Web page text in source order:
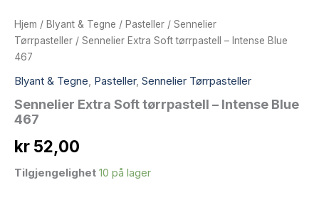
Hjem / Blyant & Tegne / Pasteller / Sennelier
Tørrpasteller / Sennelier Extra Soft tørrpastell – Intense Blue
467
Blyant & Tegne, Pasteller, Sennelier Tørrpasteller
Sennelier Extra Soft tørrpastell – Intense Blue
467
kr 52,00
Tilgjengelighet 10 på lager